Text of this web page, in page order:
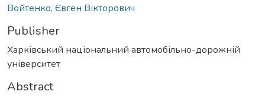
Войтенко, Євген Вікторович
Publisher
Харківський національний автомобільно-дорожній
університет
Abstract